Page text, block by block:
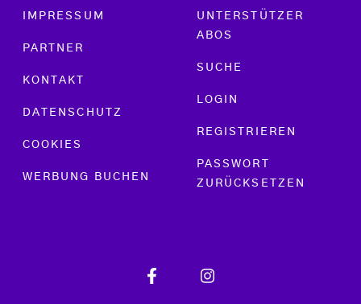
Footer menu
IMPRESSUM
PARTNER
KONTAKT
DATENSCHUTZ
COOKIES
WERBUNG BUCHEN
UNTERSTÜTZER
ABOS
SUCHE
LOGIN
REGISTRIEREN
PASSWORT
ZURÜCKSETZEN